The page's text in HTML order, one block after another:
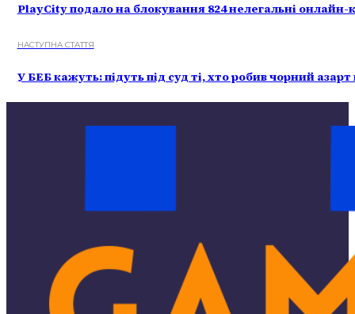
PlayCity подало на блокування 824 нелегальні онлайн-
НАСТУПНА СТАТТЯ
У БЕБ кажуть: підуть під суд ті, хто робив чорний